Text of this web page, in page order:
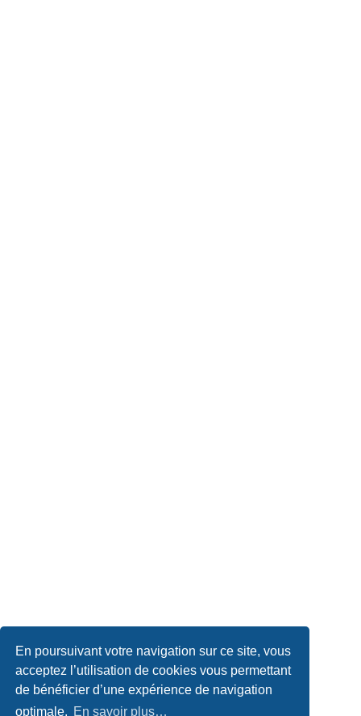
En poursuivant votre navigation sur ce site, vous
acceptez l’utilisation de cookies vous permettant
de bénéficier d’une expérience de navigation
optimale. En savoir plus…